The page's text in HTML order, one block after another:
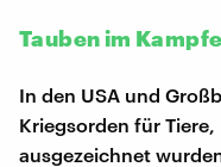
Tauben im
In den USA und
Kriegsorden für
ausgezeichnet